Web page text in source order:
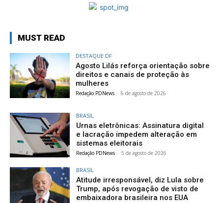
MUST READ
DESTAQUE DF
Agosto Lilás reforça orientação sobre
direitos e canais de proteção às
mulheres
Redação PDNews - 6 de agosto de 2026
BRASIL
Urnas eletrônicas: Assinatura digital
e lacração impedem alteração em
sistemas eleitorais
Redação PDNews - 5 de agosto de 2026
BRASIL
Atitude irresponsável, diz Lula sobre
Trump, após revogação de visto de
embaixadora brasileira nos EUA